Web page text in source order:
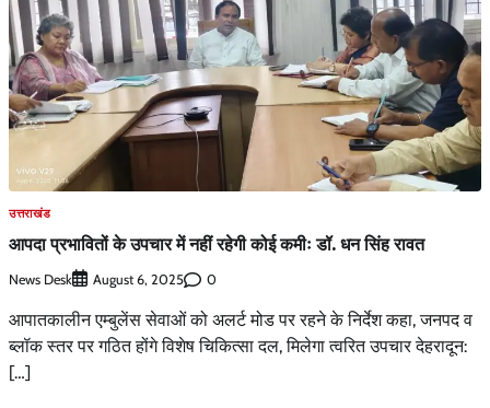
उत्तराखंड
आपदा प्रभावितों के उपचार में नहीं रहेगी कोई कमीः डॉ. धन सिंह रावत
News Desk August 6, 2025 0
आपातकालीन एम्बुलेंस सेवाओं को अलर्ट मोड पर रहने के निर्देश कहा, जनपद व
ब्लॉक स्तर पर गठित होंगे विशेष चिकित्सा दल, मिलेगा त्वरित उपचार देहरादून:
[…]